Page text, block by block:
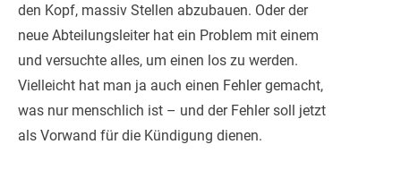
den Kopf, massiv Stellen abzubauen. Oder der
neue Abteilungsleiter hat ein Problem mit einem
und versuchte alles, um einen los zu werden.
Vielleicht hat man ja auch einen Fehler gemacht,
was nur menschlich ist – und der Fehler soll jetzt
als Vorwand für die Kündigung dienen.